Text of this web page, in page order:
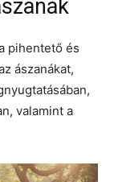
pihentető és
ászanákat,
valamint a